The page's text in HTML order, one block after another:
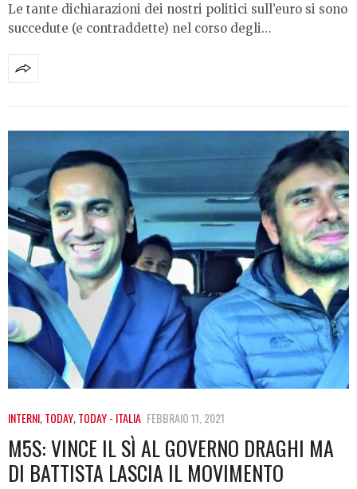
Le tante dichiarazioni dei nostri politici sull’euro si sono
succedute (e contraddette) nel corso degli…
INTERNI,TODAY,TODAY - ITALIA FEBBRAIO 11, 2021
M5S: VINCE IL SÌ AL GOVERNO DRAGHI MA
DI BATTISTA LASCIA IL MOVIMENTO